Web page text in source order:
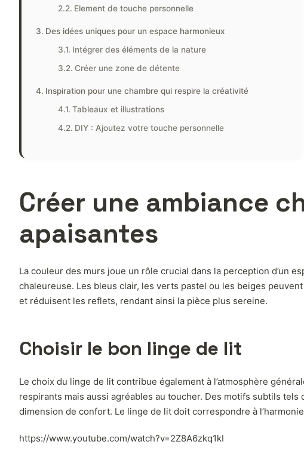
Element de touche personnelle
Des idées uniques pour un espace harmonieux
Intégrer des éléments de la nature
Créer une zone de détente
Inspiration pour une chambre qui respire la créativité
Tableaux et illustrations
DIY : Ajoutez votre touche personnelle
Créer une ambiance
apaisantes
La couleur des murs joue un rôle crucial dans la perception d’un
chaleureuse. Les bleus clair, les verts pastel ou les beiges
et réduisent les reflets, rendant ainsi la pièce plus sereine.
Choisir le bon linge de lit
Le choix du linge de lit contribue également à l’atmosphère
respirants mais aussi agréables au toucher. Des motifs subtils
dimension de confort. Le linge de lit doit correspondre à
https://www.youtube.com/watch?v=2Z8A6zkq1kI